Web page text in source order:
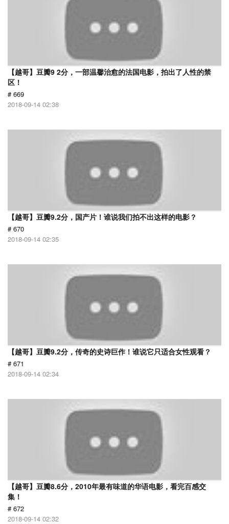
【越哥】豆瓣9 2分，一部温馨治愈的法国电影，拍出了人性的禁
区！
# 669
2018-09-14 02:38
【越哥】豆瓣9.2分，国产片！谁说我们拍不出这样的电影？
# 670
2018-09-14 02:35
【越哥】豆瓣9.2分，传奇的史诗巨作！谁说它只适合女性观看？
# 671
2018-09-14 02:34
【越哥】豆瓣8.6分，2010年最有味道的华语电影，看完百感交
集！
# 672
2018-09-14 02:32